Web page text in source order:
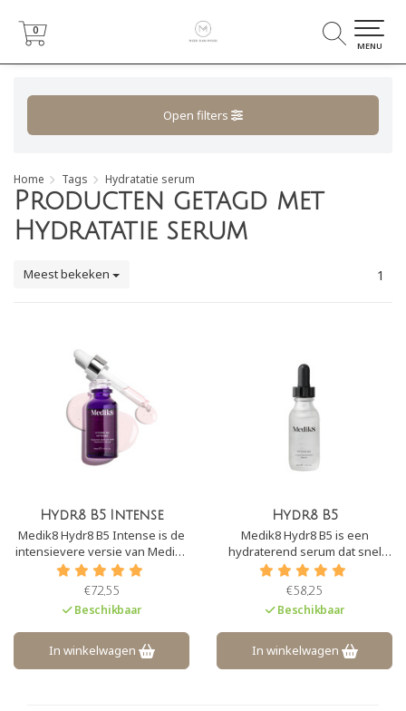
0
0
MENU
Open filters
Home Tags Hydratatie serum
Producten getagd met
Hydratatie serum
Meest bekeken 1
Hydr8 B5 Intense
Medik8 Hydr8 B5 Intense is de
intensievere versie van Medik8
Hydr8 B5 serum. Dit serum
werkt sterk hydraterend en
stimuleert dan ook de aanmaak
van hyaluronzuur en voorkomt
de afbraak hiervan.
€72,55
Beschikbaar
In winkelwagen
Hydr8 B5
Medik8 Hydr8 B5 is een
hydraterend serum dat snel
door de huid wordt
opgenomen. Het is uitermate
geschikt voor een vochtarme
huiden. Het serum bevat het
ingrediënt hyaluronzuur.
€58,25
Beschikbaar
In winkelwagen